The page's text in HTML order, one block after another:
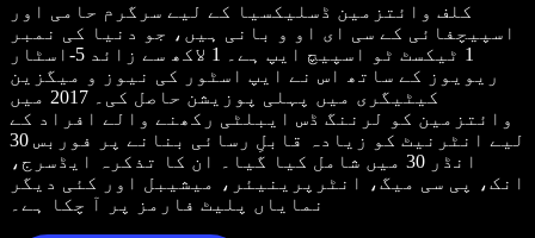
کلف وائتزمین ڈسلیکسیا کے لیے سرگرم حامی اور
اسپیچفائی کے سی ای او و بانی ہیں، جو دنیا کی نمبر
1 ٹیکسٹ ٹو اسپیچ ایپ ہے۔ 1 لاکھ سے زائد 5-اسٹار
ریویوز کے ساتھ اس نے ایپ اسٹور کی نیوز و میگزین
کیٹیگری میں پہلی پوزیشن حاصل کی۔ 2017 میں
وائتزمین کو لرننگ ڈس ایبلٹی رکھنے والے افراد کے
لیے انٹرنیٹ کو زیادہ قابلِ رسائی بنانے پر فوربس 30
انڈر 30 میں شامل کیا گیا۔ ان کا تذکرہ ایڈسرج،
انک، پی سی میگ، انٹرپرینیئر، میشیبل اور کئی دیگر
نمایاں پلیٹ فارمز پر آ چکا ہے۔